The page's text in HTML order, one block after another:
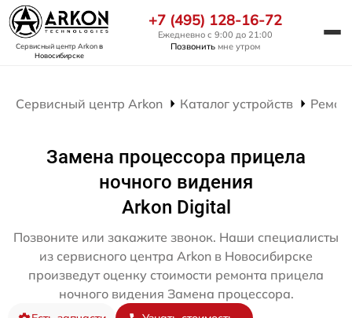
Сервисный центр Arkonв
Новосибирске
+7 (495) 128-16-72
Ежедневно с 9:00 до 21:00
Позвонить мне утром
Сервисный центр Arkon Каталог устройств
Замена процессора прицела
ночного видения
Arkon Digital
Позвоните или закажите звонок. Наши специалисты
из сервисного центра Arkon в Новосибирске
произведут оценку стоимости ремонта прицела
ночного видения Замена процессора.